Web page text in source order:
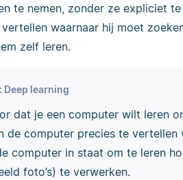
te nemen, zonder ze expliciet
waarnaar hij moet
zelf leren.
Deep learning
dat je een computer wilt leren
de computer precies te
computer in staat om te leren
foto’s) te verwerken.